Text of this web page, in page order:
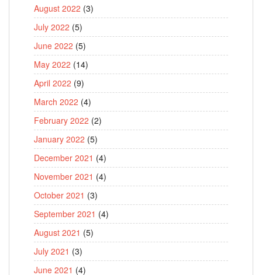
August 2022 (3)
July 2022 (5)
June 2022 (5)
May 2022 (14)
April 2022 (9)
March 2022 (4)
February 2022 (2)
January 2022 (5)
December 2021 (4)
November 2021 (4)
October 2021 (3)
September 2021 (4)
August 2021 (5)
July 2021 (3)
June 2021 (4)